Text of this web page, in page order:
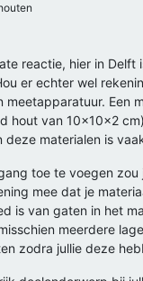
reactie, hier in
er echter wel
meetapparatuur. Een
hout van 10x10x2
deze materialen is
toe te voegen
mee dat je
is van gaten in het
meerdere
zodra jullie deze